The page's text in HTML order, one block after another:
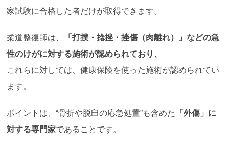
家試験に合格した者だけが取得できます。
柔道整復師は、
「打撲・捻挫・挫傷（肉離れ）」などの急
性のけがに対する施術が認められており、
これらに対しては、健康保険を使った施術が認められてい
ます。
ポイントは、“骨折や脱臼の応急処置”も含めた
「外傷」に
対する専門家であることです。